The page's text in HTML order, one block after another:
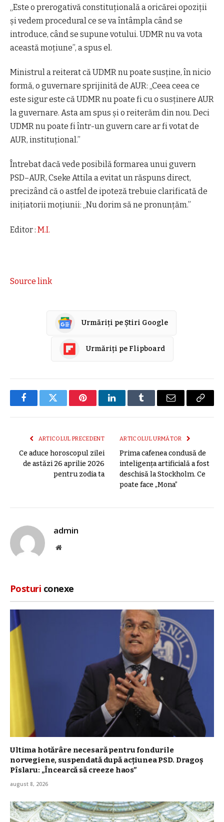
„Este o prerogativă constituțională a oricărei opoziții
și vedem procedural ce se va întâmpla când se
introduce, când se supune votului. UDMR nu va vota
această moțiune”, a spus el.
Ministrul a reiterat că UDMR nu poate susține, în nicio
formă, o guvernare sprijinită de AUR: „Ceea ceea ce
este sigur este că UDMR nu poate fi cu o susținere AUR
la guvernare. Asta am spus și o reiterăm din nou. Deci
UDMR nu poate fi într-un guvern care ar fi votat de
AUR, instituțional.”
Întrebat dacă vede posibilă formarea unui guvern
PSD–AUR, Cseke Attila a evitat un răspuns direct,
precizând că o astfel de ipoteză trebuie clarificată de
inițiatorii moțiunii: „Nu dorim să ne pronunțăm.”
Editor : M.I.
Source link
Urmăriți pe Știri Google
Urmăriți pe Flipboard
FacebookTwitter PinterestLinkedInTumblr E-
ARTICOLUL PRECEDENT
Ce aduce horoscopul zilei
de astăzi 26 aprilie 2026
pentru zodia ta
ARTICOLUL URMĂTOR
Prima cafenea condusă de
inteligenţa artificială a fost
deschisă la Stockholm. Ce
poate face „Mona”
admin
Site
Posturi conexe
Ultima hotărâre necesară pentru fondurile
norvegiene, suspendată după acțiunea PSD. Dragoș
Pîslaru: „Încearcă să creeze haos”
august 8, 2026